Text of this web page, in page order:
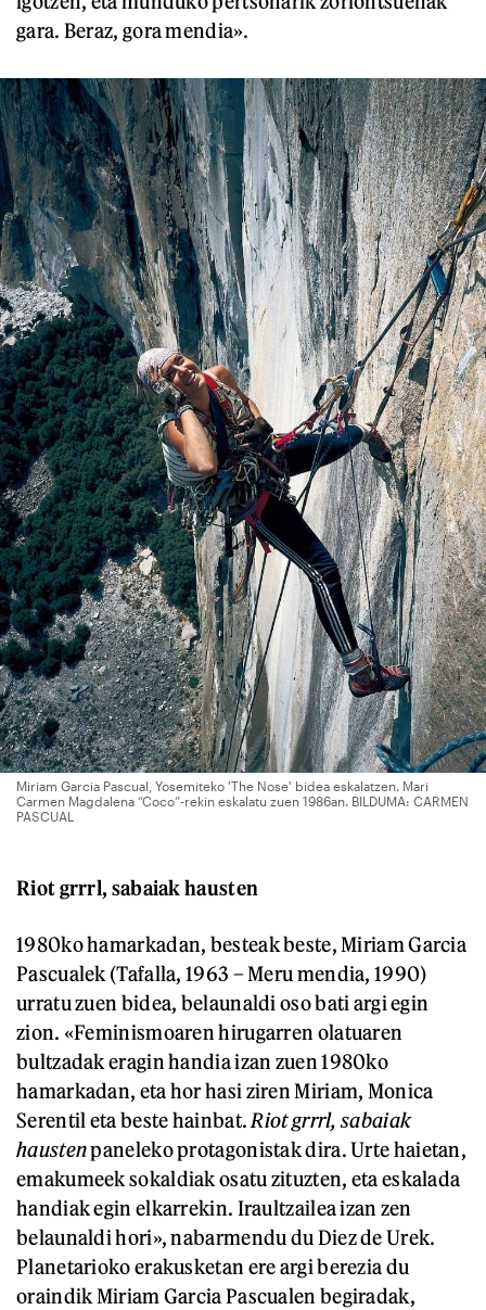
gara. Beraz, gora mendia».
Miriam Garcia Pascual, Yosemiteko 'The Nose' bidea eskalatzen. Mari
Carmen Magdalena “Coco”-rekin eskalatu zuen 1986an. BILDUMA: CARMEN
PASCUAL
Riot grrrl, sabaiak hausten
1980ko hamarkadan, besteak beste, Miriam Garcia
Pascualek (Tafalla, 1963 – Meru mendia, 1990)
urratu zuen bidea, belaunaldi oso bati argi egin
zion. «Feminismoaren hirugarren olatuaren
bultzadak eragin handia izan zuen 1980ko
hamarkadan, eta hor hasi ziren Miriam, Monica
Serentil eta beste hainbat.Riot grrrl, sabaiak
haustenpaneleko protagonistak dira. Urte haietan,
emakumeek sokaldiak osatu zituzten, eta eskalada
handiak egin elkarrekin. Iraultzailea izan zen
belaunaldi hori», nabarmendu du Diez de Urek.
Planetarioko erakusketan ere argi berezia du
oraindik Miriam Garcia Pascualen begiradak,